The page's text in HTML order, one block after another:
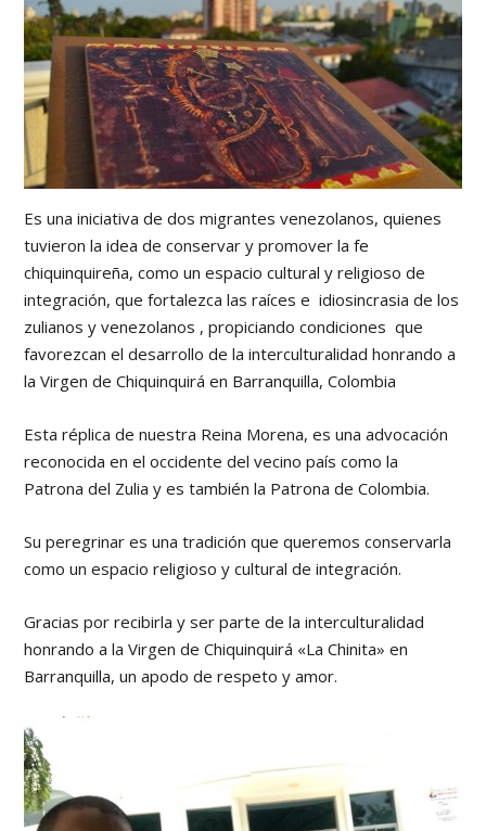
Es una iniciativa de dos migrantes venezolanos, quienes
tuvieron la idea de conservar y promover la fe
chiquinquireña, como un espacio cultural y religioso de
integración, que fortalezca las raíces e idiosincrasia de los
zulianos y venezolanos , propiciando condiciones que
favorezcan el desarrollo de la interculturalidad honrando a
la Virgen de Chiquinquirá en Barranquilla, Colombia
Esta réplica de nuestra Reina Morena, es una advocación
reconocida en el occidente del vecino país como la
Patrona del Zulia y es también la Patrona de Colombia.
Su peregrinar es una tradición que queremos conservarla
como un espacio religioso y cultural de integración.
Gracias por recibirla y ser parte de la interculturalidad
honrando a la Virgen de Chiquinquirá «La Chinita» en
Barranquilla, un apodo de respeto y amor.